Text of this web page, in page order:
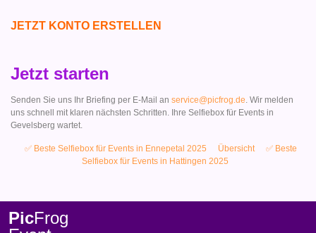
JETZT KONTO ERSTELLEN
Jetzt starten
Senden Sie uns Ihr Briefing per E-Mail an service@picfrog.de. Wir melden
uns schnell mit klaren nächsten Schritten. Ihre Selfiebox für Events in
Gevelsberg wartet.
✅ Beste Selfiebox für Events in Ennepetal 2025 Übersicht
✅ Beste
Selfiebox für Events in Hattingen 2025
PicFrog